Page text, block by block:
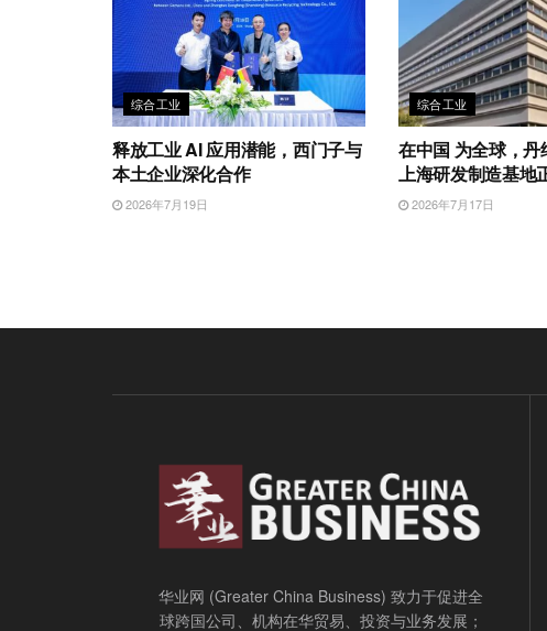
综合工业
释放工业 AI 应用潜能，西门子与
本土企业深化合作
2026年7月19日
综合工业
在中国 为全球，
上海研发制造基地
2026年7月17日
华业网 (Greater China Business) 致力于促进全
球跨国公司、机构在华贸易、投资与业务发展；